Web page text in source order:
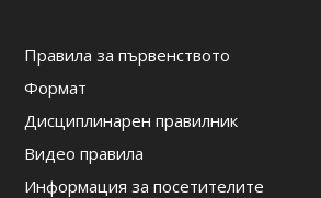
Правила за първенството
Формат
Дисциплинарен правилник
Видео правила
Информация за посетителите